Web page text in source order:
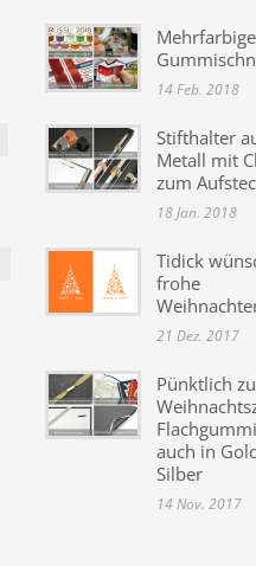
Mehrfarbige
14 Feb. 2018
Stifthalter
Metall mit
zum
18 Jan. 2018
Tidick
frohe
21 Dez. 2017
Pünktlich
auch in
Silber
14 Nov. 2017